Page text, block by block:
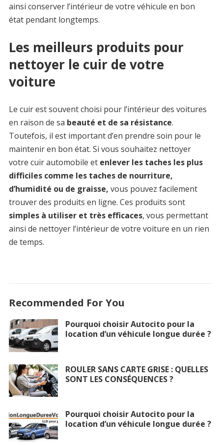
ainsi conserver l’intérieur de votre véhicule en bon
état pendant longtemps.
Les meilleurs produits pour
nettoyer le cuir de votre
voiture
Le cuir est souvent choisi pour l’intérieur des voitures
en raison de sa beauté et de sa résistance.
Toutefois, il est important d’en prendre soin pour le
maintenir en bon état. Si vous souhaitez nettoyer
votre cuir automobile et enlever les taches les plus
difficiles comme les taches de nourriture,
d’humidité ou de graisse, vous pouvez facilement
trouver des produits en ligne. Ces produits sont
simples à utiliser et très efficaces, vous permettant
ainsi de nettoyer l’intérieur de votre voiture en un rien
de temps.
Recommended For You
Pourquoi choisir Autocito pour la
location d’un véhicule longue durée ?
ROULER SANS CARTE GRISE : QUELLES
SONT LES CONSÉQUENCES ?
Pourquoi choisir Autocito pour la
location d’un véhicule longue durée ?